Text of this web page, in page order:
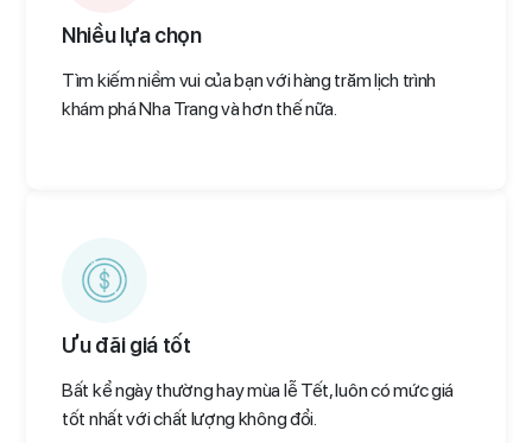
Nhiều lựa chọn
Tìm kiếm niềm vui của bạn với hàng trăm lịch trình
khám phá Nha Trang và hơn thế nữa.
Ưu đãi giá tốt
Bất kể ngày thường hay mùa lễ Tết, luôn có mức giá
tốt nhất với chất lượng không đổi.